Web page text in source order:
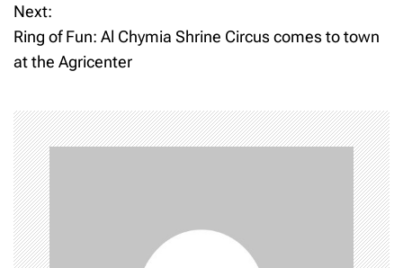
s
t
a
v
i
g
Next:
Ring of Fun: Al Chymia Shrine Circus comes to town
at the Agricenter